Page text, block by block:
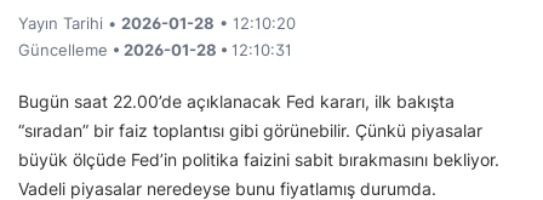
Yayın Tarihi • 2026-01-28 • 12:10:20
Güncelleme • 2026-01-28 • 12:10:31
Bugün saat 22.00’de açıklanacak Fed kararı, ilk bakışta
“sıradan” bir faiz toplantısı gibi görünebilir. Çünkü piyasalar
büyük ölçüde Fed’in politika faizini sabit bırakmasını bekliyor.
Vadeli piyasalar neredeyse bunu fiyatlamış durumda.